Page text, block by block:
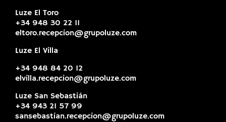
Luze El Toro
+34 948 30 22 11
eltoro.recepcion@grupoluze.com
Luze El Villa
+34 948 84 20 12
elvilla.recepcion@grupoluze.com
Luze San Sebastián
+34 943 21 57 99
sansebastian.recepcion@grupoluze.com